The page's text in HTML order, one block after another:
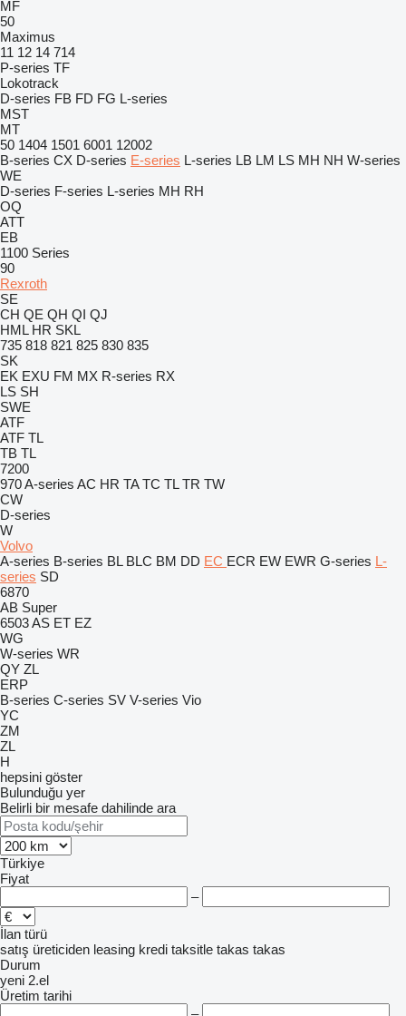
MF
50
Maximus
11 12 14 714
P-series TF
Lokotrack
D-series FB FD FG L-series
MST
MT
50 1404 1501 6001 12002
B-series CX D-series E-series L-series LB LM LS MH NH W-series
WE
D-series F-series L-series MH RH
OQ
ATT
EB
1100 Series
90
Rexroth
SE
CH QE QH QI QJ
HML HR SKL
735 818 821 825 830 835
SK
EK EXU FM MX R-series RX
LS SH
SWE
ATF
ATF TL
TB TL
7200
970A-series AC HR TA TC TL TR TW
CW
D-series
W
Volvo
A-series B-series BL BLC BM DD EC ECR EW EWR G-series L-
series SD
6870
AB Super
6503AS ET EZ
WG
W-series WR
QY ZL
ERP
B-series C-series SV V-series Vio
YC
ZM
ZL
H
hepsini göster
Bulunduğu yer
Belirli bir mesafe dahilinde ara
Türkiye
Fiyat
–
İlan türü
satış üreticiden leasing kredi taksitle takas takas
Durum
yeni 2.el
Üretim tarihi